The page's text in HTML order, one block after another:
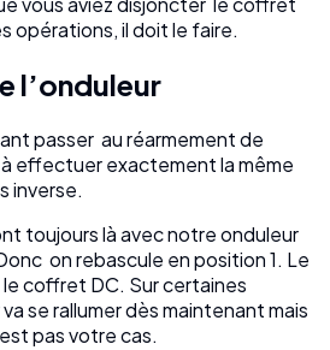
opérations, il doit le faire.
l’onduleur
passer au réarmement de
effectuer exactement la même
inverse.
toujours là avec notre onduleur
on rebascule en position 1. Le
coffret DC. Sur certaines
se rallumer dès maintenant mais
pas votre cas.